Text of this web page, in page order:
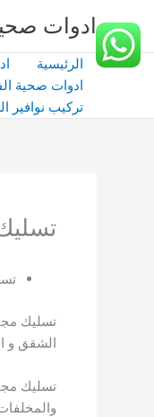
إلى
المحتوى
ادوات صحية الكويت 51120552 سباك صحي
الرئيسية
ادوات صحية
تركيب نوافير
تسليك
الشقق و
تسليك